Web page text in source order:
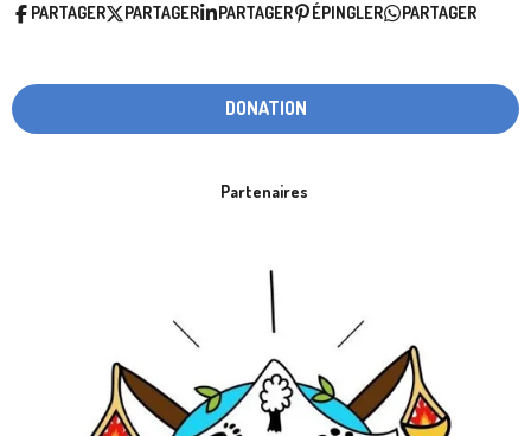
PARTAGER PARTAGER PARTAGER ÉPINGLER PARTAGER
DONATION
Partenaires